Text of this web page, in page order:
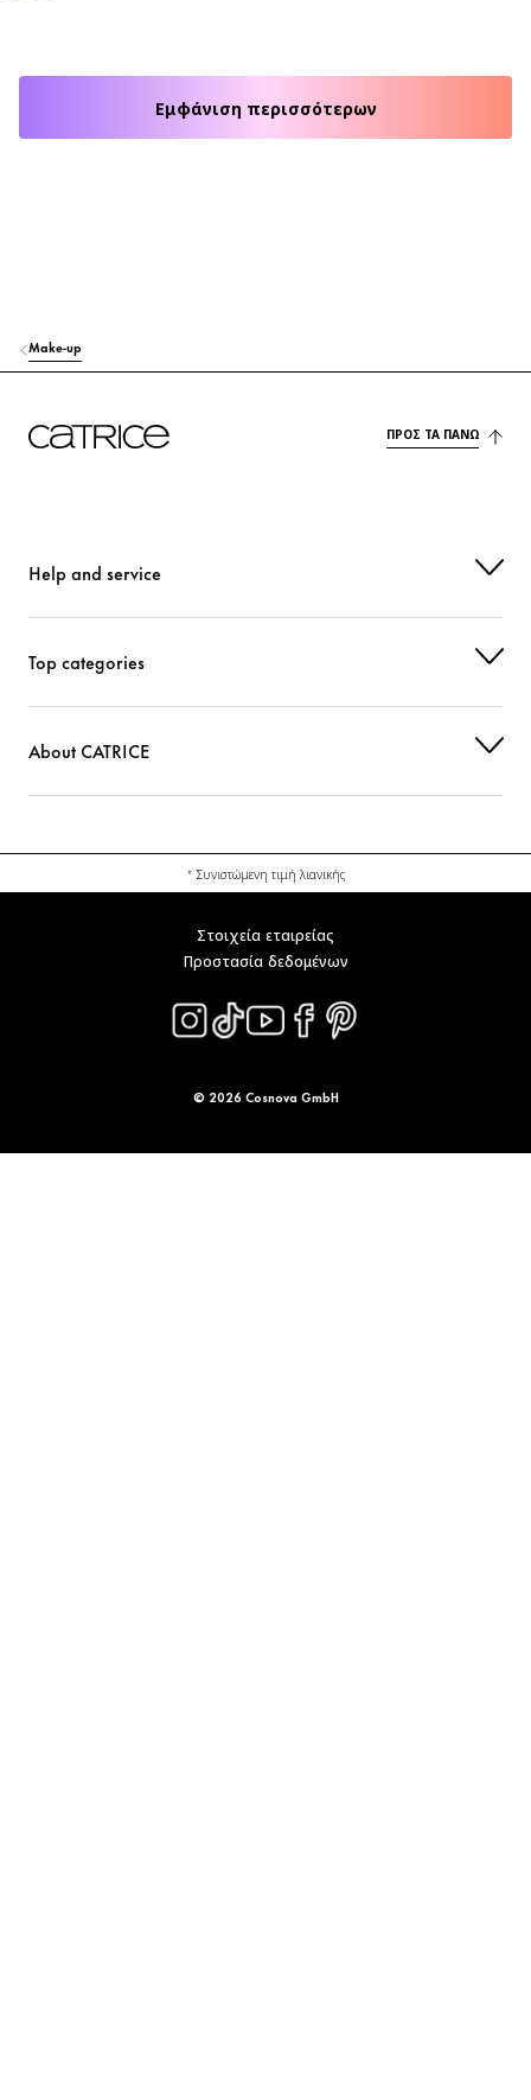
Εμφάνιση περισσότερων
Make-up
ΠΡΟΣ ΤΑ ΠΆΝΩ
Help and service
Top categories
About CATRICE
* Συνιστώμενη τιμή λιανικής
Στοιχεία εταιρείας
Προστασία δεδομένων
© 2026 Cosnova GmbH